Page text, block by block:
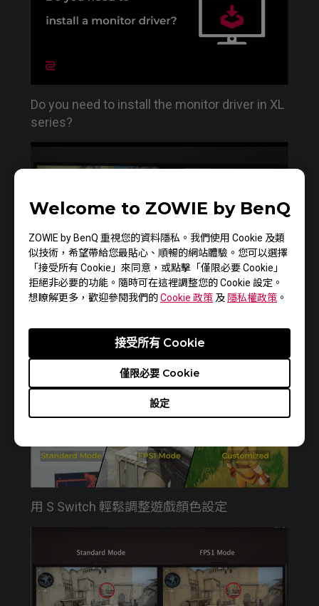
Welcome to ZOWIE by BenQ
ZOWIE by BenQ 重視您的資料隱私。我們使用 Cookie 及類
似技術，希望帶給您最貼心、順暢的網站體驗。您可以選擇
「接受所有 Cookie」來同意，或點擊「僅限必要 Cookie」
拒絕非必要的功能。隨時可在這裡調整您的 Cookie 設定。
想瞭解更多，歡迎參閱我們的Cookie 政策 及 隱私權政策 。
設定
僅限必要 Cookie
接受所有 Cookie
Do you need to install the monitor driver in XL
series?
How to get CSGO 4:3 resolution with black
用 S Switch 輕鬆調整遊戲顏色設定